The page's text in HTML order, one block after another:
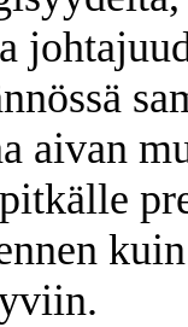
aivan